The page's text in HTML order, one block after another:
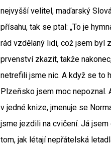
nejvyšší velitel, maďarský
přísahu, tak se ptal: „To je
rád vzdělaný lidi, což jsem byl
prvenství zkazit, takže
netrefili jsme nic. A když se to
Plzeňsko jsem moc nepoznal.
v jedné knize, jmenuje se
jsme jezdili na cvičení. Já
tom, jak létají nepřátelská